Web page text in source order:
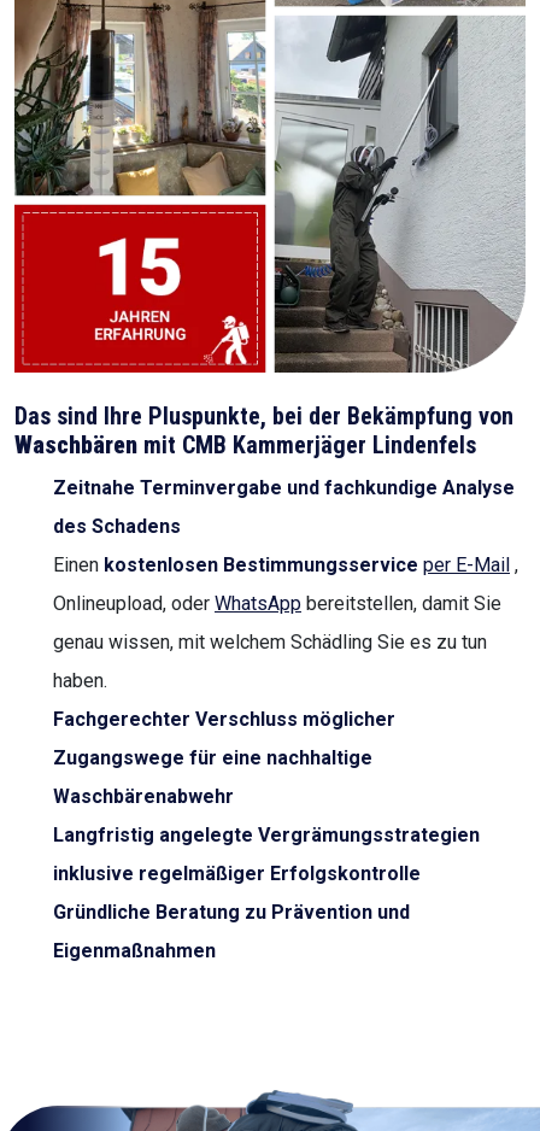
Das sind Ihre Pluspunkte, bei der Bekämpfung von
Waschbären mit CMB Kammerjäger Lindenfels
Zeitnahe Terminvergabe und fachkundige Analyse
des Schadens
Einen kostenlosen Bestimmungsservice per E-Mail ,
Onlineupload, oder WhatsApp bereitstellen, damit Sie
genau wissen, mit welchem Schädling Sie es zu tun
haben.
Fachgerechter Verschluss möglicher
Zugangswege für eine nachhaltige
Waschbärenabwehr
Langfristig angelegte Vergrämungsstrategien
inklusive regelmäßiger Erfolgskontrolle
Gründliche Beratung zu Prävention und
Eigenmaßnahmen